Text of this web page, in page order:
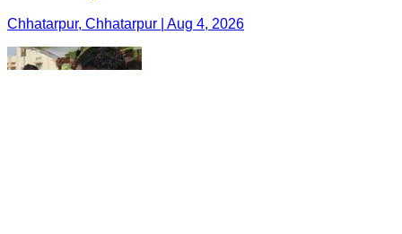
Chhatarpur, Chhatarpur | Aug 4, 2026